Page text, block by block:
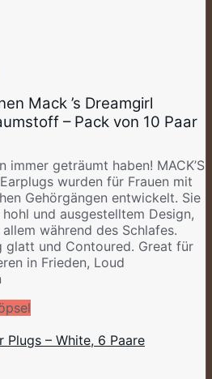
Mack ’s Dreamgirl
– Pack von 10 Paar
immer geträumt haben! MACK’S
wurden für Frauen mit
Gehörgängen entwickelt. Sie
und ausgestelltem Design,
während des Schlafes.
glatt und Contoured. Great für
in Frieden, Loud
Plugs – White, 6 Paare